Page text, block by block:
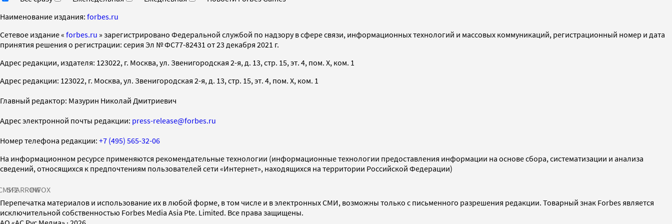
Наименование издания: forbes.ru
Cетевое издание « forbes.ru » зарегистрировано Федеральной службой по надзору в сфере связи, информационных технологий и массовых коммуникаций, регистрационный номер и дата
принятия решения о регистрации: серия Эл № ФС77-82431 от 23 декабря 2021 г.
Адрес редакции, издателя: 123022, г. Москва, ул. Звенигородская 2-я, д. 13, стр. 15, эт. 4, пом. X, ком. 1
Адрес редакции: 123022, г. Москва, ул. Звенигородская 2-я, д. 13, стр. 15, эт. 4, пом. X, ком. 1
Главный редактор: Мазурин Николай Дмитриевич
Адрес электронной почты редакции: press-release@forbes.ru
Номер телефона редакции: +7 (495) 565-32-06
На информационном ресурсе применяются рекомендательные технологии (информационные технологии предоставления информации на основе сбора, систематизации и анализа
сведений, относящихся к предпочтениям пользователей сети «Интернет», находящихся на территории Российской Федерации)
SPARROWINFOX
Перепечатка материалов и использование их в любой форме, в том числе и в электронных СМИ, возможны только с письменного разрешения редакции. Товарный знак Forbes является
исключительной собственностью Forbes Media Asia Pte. Limited. Все права защищены.